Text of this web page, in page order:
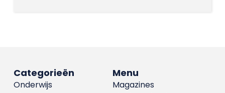
Menu
Magazines
Categorieën
Onderwijs